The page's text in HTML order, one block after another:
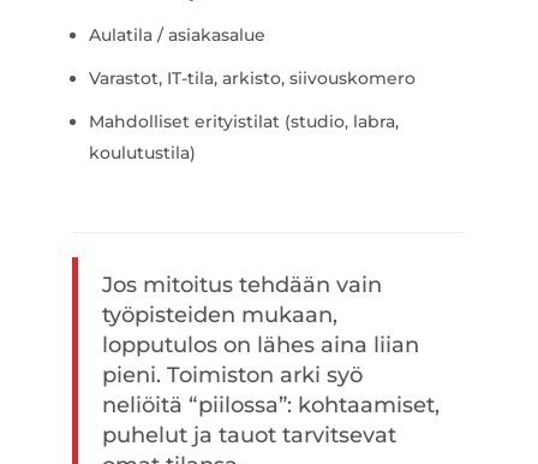
Aulatila / asiakasalue
Varastot, IT-tila, arkisto, siivouskomero
Mahdolliset erityistilat (studio, labra,
koulutustila)
Jos mitoitus tehdään vain
työpisteiden mukaan,
lopputulos on lähes aina liian
pieni. Toimiston arki syö
neliöitä “piilossa”: kohtaamiset,
puhelut ja tauot tarvitsevat